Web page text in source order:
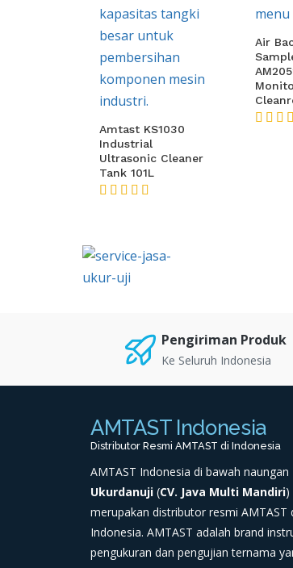
Amtast KS1030
Industrial
Ultrasonic Cleaner
Tank 101L
Air
Pengiriman Produk
Ke Seluruh Indonesia
AMTAST Indonesia
Distributor Resmi AMTAST di Indonesia
AMTAST Indonesia di bawah naungan
Ukurdanuji (CV. Java Multi Mandiri)
merupakan distributor resmi AMTAST
Indonesia. AMTAST adalah brand
pengukuran dan pengujian ternama